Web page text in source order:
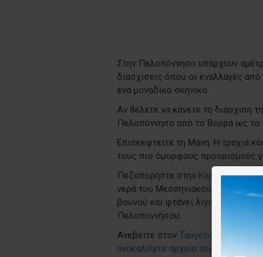
Στην Πελοπόννησο υπάρχουν
διασχίσεις όπου οι εναλλαγές
ένα μοναδικό σκηνικό.
Αν θέλετε να κάνετε τη διάσχιση
Πελοπόννησο από το Βορρά ως το
Επισκεφτείτε τη Μάνη. Η τραχιά
τους πιο όμορφους προορισμούς
Πεζοπορήστε στην Καρδαμύληκαι
νερά του Μεσσηνιακού κόλπου
βουνού και φτάνει λίγο κάτω
Πελοποννήσου.
Ανεβείτε στον Ταΰγετο
, με τη
ανακαλύψτε αρχαία περάσματα.